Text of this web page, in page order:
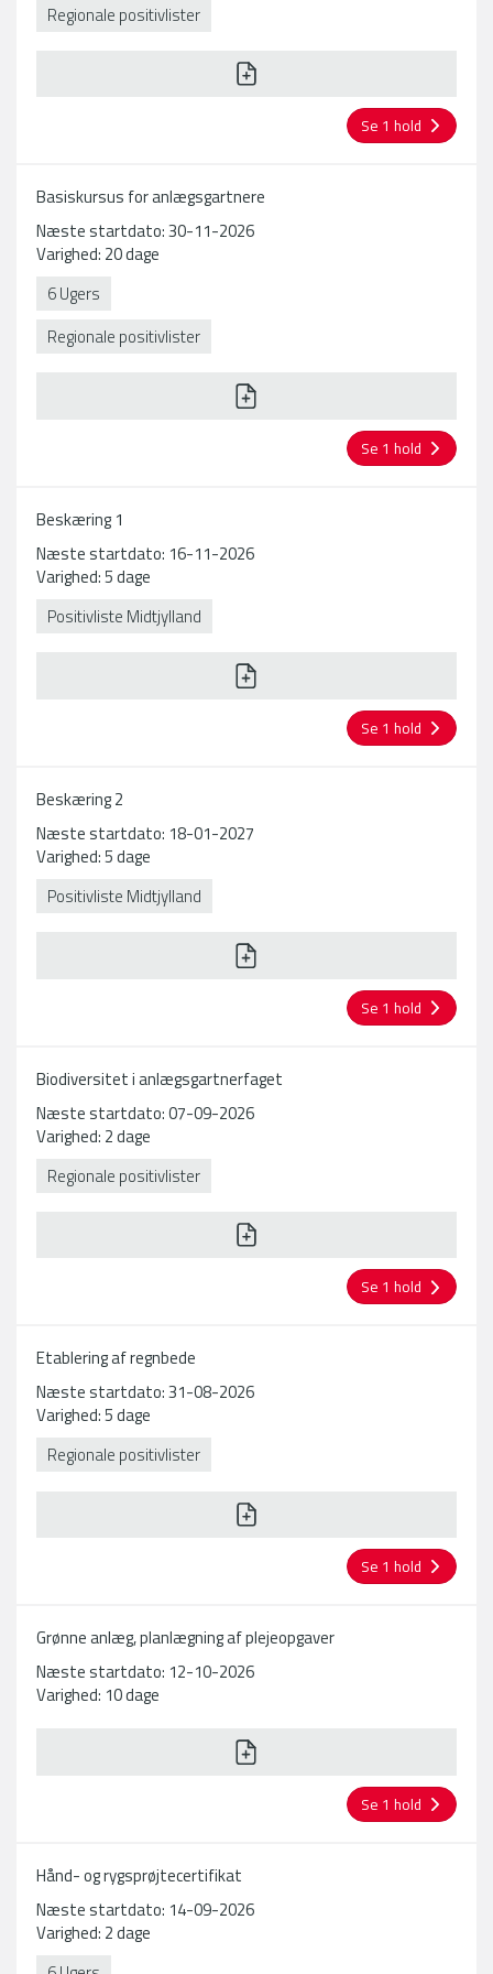
også indgå.
Regionale positivlister
Se 1 hold
Basiskursus for anlægsgartnere
6 Ugers
Regionale positivlister
Se 1 hold
Næste startdato: 30-11-2026
Varighed: 20 dage
Beskæring 1
Positivliste Midtjylland
Se 1 hold
Næste startdato: 16-11-2026
Varighed: 5 dage
Beskæring 2
Positivliste Midtjylland
Se 1 hold
Næste startdato: 18-01-2027
Varighed: 5 dage
Biodiversitet i anlægsgartnerfaget
Regionale positivlister
Se 1 hold
Næste startdato: 07-09-2026
Varighed: 2 dage
Etablering af regnbede
Regionale positivlister
Se 1 hold
Næste startdato: 31-08-2026
Varighed: 5 dage
Grønne anlæg, planlægning af plejeopgaver
Se 1 hold
Næste startdato: 12-10-2026
Varighed: 10 dage
Hånd- og rygsprøjtecertifikat
Næste startdato: 14-09-2026
Varighed: 2 dage